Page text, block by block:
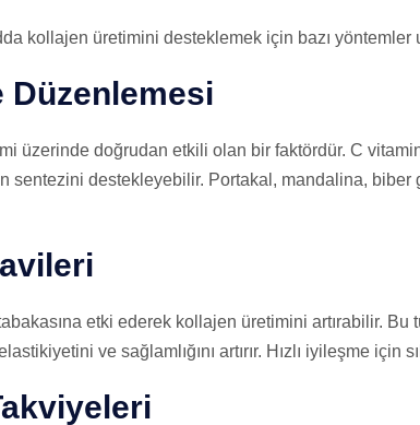
kollajen üretimini desteklemek için bazı yöntemler
Düzenlemesi
üzerinde doğrudan etkili olan bir faktördür. C
sentezini destekleyebilir. Portakal, mandalina,
etki ederek kollajen üretimini artırabilir.
ve sağlamlığını artırır. Hızlı iyileşme için